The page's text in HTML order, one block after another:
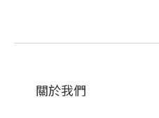
關於我們